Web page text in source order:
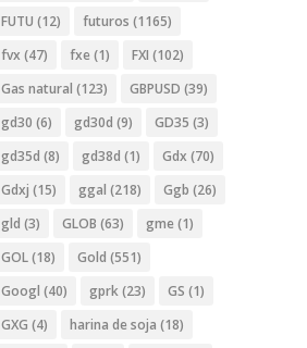
FUTU (12) futuros (1165)
fvx (47) fxe (1) FXI (102)
Gas natural (123) GBPUSD (39)
gd30 (6) gd30d (9) GD35 (3)
gd35d (8) gd38d (1) Gdx (70)
Gdxj (15) ggal (218) Ggb (26)
gld (3) GLOB (63) gme (1)
GOL(18) Gold (551)
Googl (40) gprk(23) GS (1)
GXG (4) harina de soja (18)